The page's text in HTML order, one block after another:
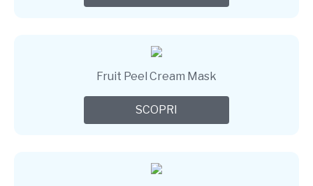
Fruit Peel Cream Mask
SCOPRI